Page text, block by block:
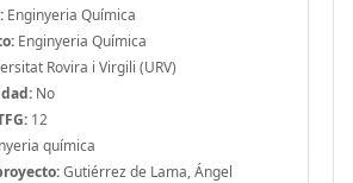
Enginyeria Química
Enginyeria Química
Rovira i Virgili (URV)
No
12
química
Gutiérrez de Lama, Ángel